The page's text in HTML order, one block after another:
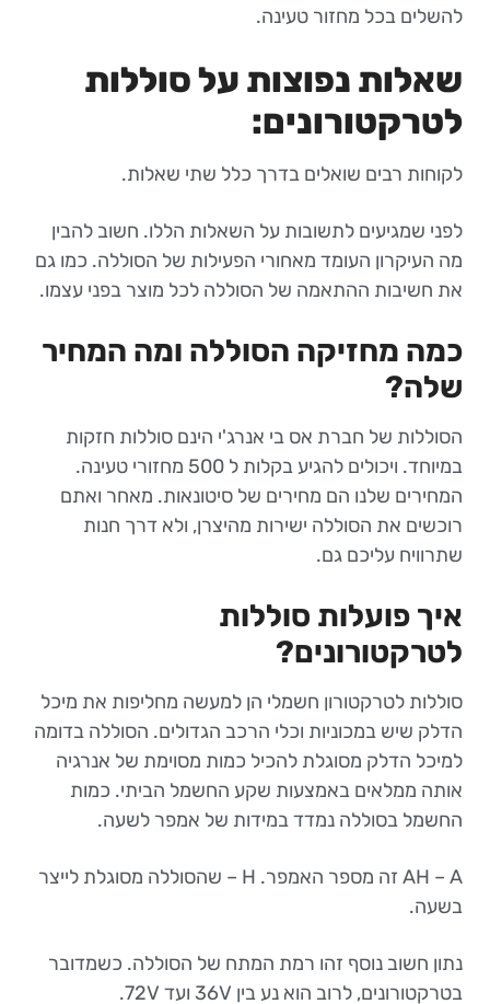
להשלים בכל מחזור טעינה.
שאלות נפוצות על סוללות
לטרקטורונים:
לקוחות רבים שואלים בדרך כלל שתי שאלות.
לפני שמגיעים לתשובות על השאלות הללו. חשוב להבין
מה העיקרון העומד מאחורי הפעילות של הסוללה. כמו גם
את חשיבות ההתאמה של הסוללה לכל מוצר בפני עצמו.
כמה מחזיקה הסוללה ומה המחיר
שלה?
הסוללות של חברת אס בי אנרג'י הינם סוללות חזקות
במיוחד. ויכולים להגיע בקלות ל 500 מחזורי טעינה.
המחירים שלנו הם מחירים של סיטונאות. מאחר ואתם
רוכשים את הסוללה ישירות מהיצרן, ולא דרך חנות
שתרוויח עליכם גם.
איך פועלות סוללות
לטרקטורונים?
סוללות לטרקטורון חשמלי הן למעשה מחליפות את מיכל
הדלק שיש במכוניות וכלי הרכב הגדולים. הסוללה בדומה
למיכל הדלק מסוגלת להכיל כמות מסוימת של אנרגיה
אותה ממלאים באמצעות שקע החשמל הביתי. כמות
החשמל בסוללה נמדד במידות של אמפר לשעה.
AH – A זה מספר האמפר. H – שהסוללה מסוגלת לייצר
בשעה.
נתון חשוב נוסף זהו רמת המתח של הסוללה. כשמדובר
בטרקטורונים, לרוב הוא נע בין 36V ועד 72V.